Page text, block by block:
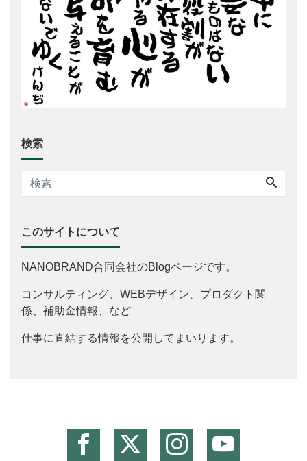
検索
このサイトについて
NANOBRAND合同会社のBlogページです。
コンサルティング、WEBデザイン、プロダクト関
係、補助金情報、など
仕事に直結する情報を公開してまいります。